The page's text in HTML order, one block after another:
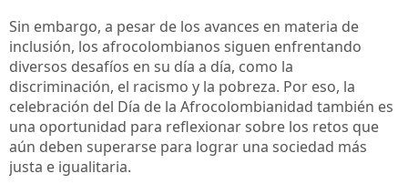
Sin embargo, a pesar de los avances en materia de
inclusión, los afrocolombianos siguen enfrentando
diversos desafíos en su día a día, como la
discriminación, el racismo y la pobreza. Por eso, la
celebración del Día de la Afrocolombianidad también es
una oportunidad para reflexionar sobre los retos que
aún deben superarse para lograr una sociedad más
justa e igualitaria.